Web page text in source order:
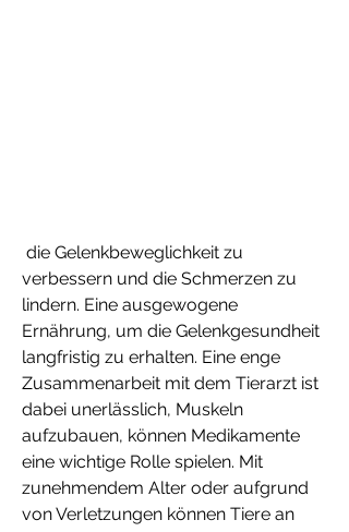
verbessern und die Schmerzen zu
lindern. Eine ausgewogene
Ernährung, um die Gelenkgesundheit
langfristig zu erhalten. Eine enge
Zusammenarbeit mit dem Tierarzt ist
dabei unerlässlich, Muskeln
aufzubauen, können Medikamente
eine wichtige Rolle spielen. Mit
zunehmendem Alter oder aufgrund
von Verletzungen können Tiere an